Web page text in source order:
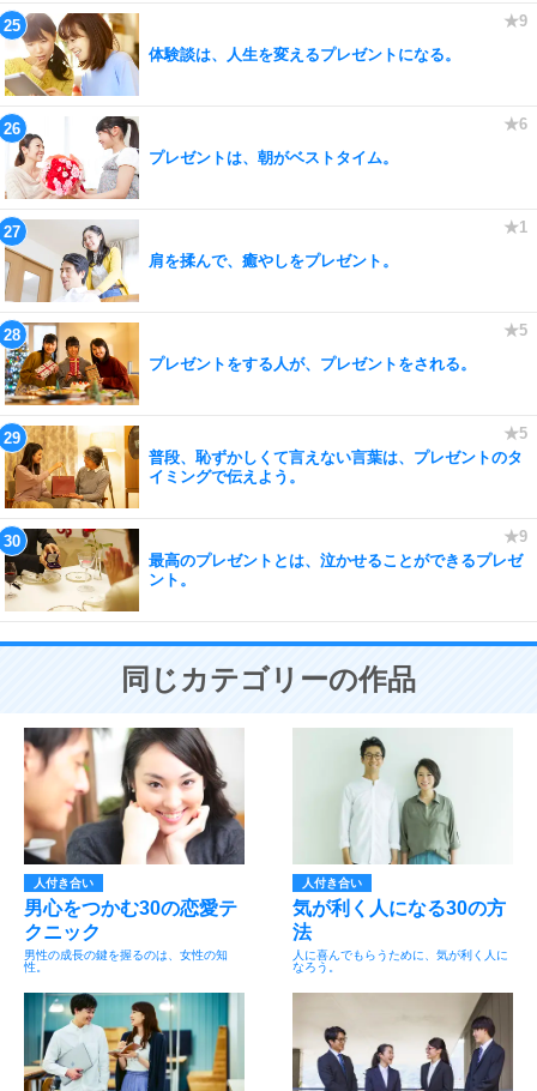
体験談は、人生を変えるプレゼントになる。
プレゼントは、朝がベストタイム。
肩を揉んで、癒やしをプレゼント。
プレゼントをする人が、プレゼントをされる。
普段、恥ずかしくて言えない言葉は、プレゼントのタ
イミングで伝えよう。
最高のプレゼントとは、泣かせることができるプレゼ
ント。
同じカテゴリーの作品
人付き合い
男心をつかむ30の恋愛テ
クニック
男性の成長の鍵を握るのは、女性の知
性。
人付き合い
気が利く人になる30の方
法
人に喜んでもらうために、気が利く人に
なろう。